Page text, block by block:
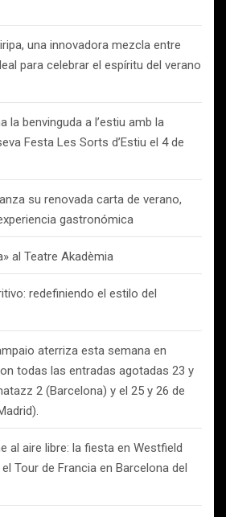
una innovadora mezcla entre
para celebrar el espíritu del verano
la benvinguda a l’estiu amb la
Festa Les Sorts d’Estiu el 4 de
su renovada carta de verano,
gastronómica
al Teatre Akadèmia
redefiniendo el estilo del
aterriza esta semana en
todas las entradas agotadas 23 y
2 (Barcelona) y el 25 y 26 de
al aire libre: la fiesta en Westfield
Tour de Francia en Barcelona del